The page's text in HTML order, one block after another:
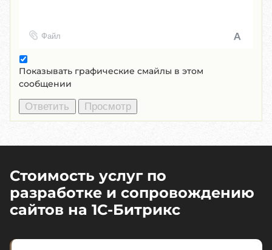
Файл
Показывать графические смайлы в этом
сообщении
Стоимость услуг по
разработке и сопровождению
сайтов на 1C-Битрикс